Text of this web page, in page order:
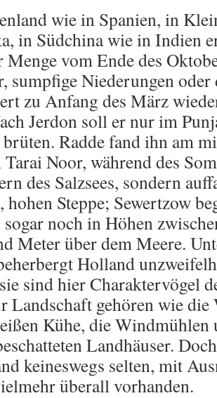
wie in Spanien, in
in Südchina wie in Indien
Menge vom Ende des
sumpfige Niederungen oder
zu Anfang des März
Jerdon soll er nur im
brüten. Radde fand ihn am
Noor, während des
des Salzsees, sondern
hohen Steppe; Sewertzow
sogar noch in Höhen
Meter über dem Meere.
Holland
sind hier Charaktervögel
Landschaft gehören wie die
Kühe, die Windmühlen
Landhäuser.
keineswegs selten, mit
überall vorhanden.